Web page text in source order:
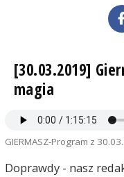
[30.03.2019]
magia
GIERMASZ-Program z
Doprawdy - nasz